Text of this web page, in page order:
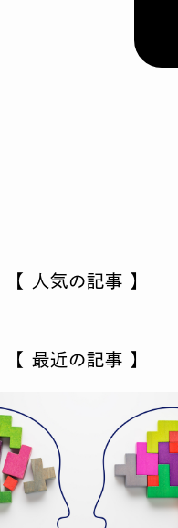
【 人気の記事 】
【 最近の記事 】